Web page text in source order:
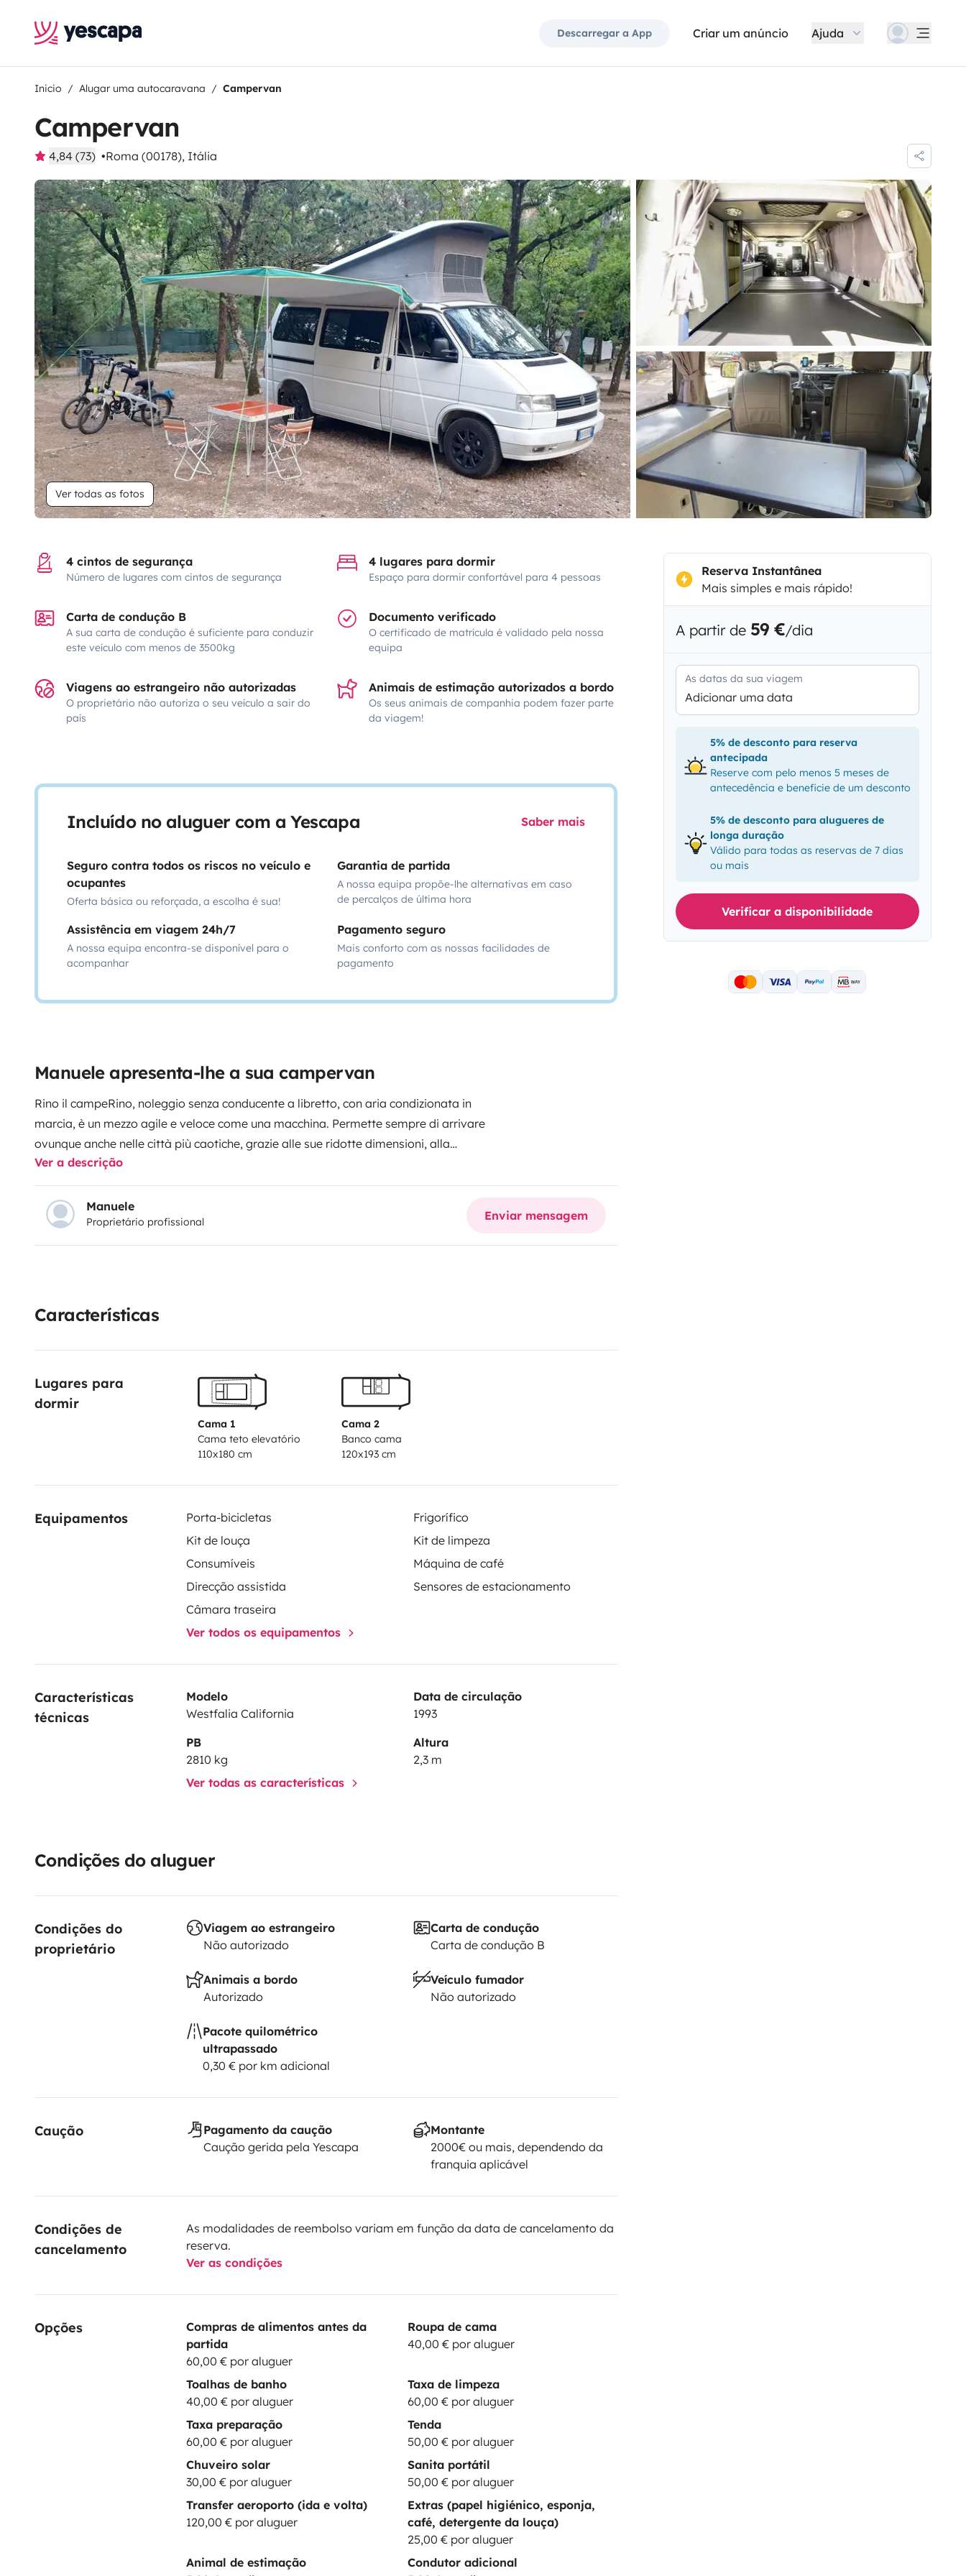
Descarregar a App Criar um anúncio Ajuda
Inicio Alugar uma autocaravana Campervan
Campervan
4,84 (73) Roma (00178), Itália
Ver todas as fotos
4 cintos de segurança
Número de lugares com cintos de segurança
4 lugares para dormir
Espaço para dormir confortável para 4 pessoas
Carta de condução B
A sua carta de condução é suficiente para conduzir
este veículo com menos de 3500kg
Documento verificado
O certificado de matrícula é validado pela nossa
equipa
Viagens ao estrangeiro não autorizadas
O proprietário não autoriza o seu veículo a sair do
país
Animais de estimação autorizados a bordo
Os seus animais de companhia podem fazer parte
da viagem!
Incluído no aluguer com a Yescapa Saber mais
Seguro contra todos os riscos no veículo e
ocupantes
Oferta básica ou reforçada, a escolha é sua!
Garantia de partida
A nossa equipa propõe-lhe alternativas em caso
de percalços de última hora
Assistência em viagem 24h/7
A nossa equipa encontra-se disponível para o
acompanhar
Pagamento seguro
Mais conforto com as nossas facilidades de
pagamento
Manuele apresenta-lhe a sua campervan
Rino il campeRino, noleggio senza conducente a libretto, con aria condizionata in
marcia, è un mezzo agile e veloce come una macchina. Permette sempre di arrivare
ovunque anche nelle città più caotiche, grazie alle sue ridotte dimensioni, alla
telecamera ed ai sensori di posteggio.
sulla cassapanca scorrevole, un telo invernale per il soffietto, riscaldamento a gasolio,
stufa elettrica, servosterzo, specchietti elettrici e kit viva voce.
interno (su richiesta) che si può anche collocare in una tenda esterna, sensore di
allarme fumo a bordo, inverter 1000 watt con picco di 2000 watt, (tendalino , tavolo
televisore, luci led bianche e blu , pannello solare e spine di ricarica ovunque.
vi farà vivere una splendida avventura... Un saluto a tutti da Manuele e Rino :-)
noleggio, sarà necessario fornire documento di identità e dati aggiuntivi per eseguire
la fatturazione.
Ver a descrição
Manuele
Proprietário profissional Enviar mensagem
Características
Lugares para
dormir
Cama 1
Cama teto elevatório
110x180 cm
Cama 2
Banco cama
120x193 cm
Equipamentos Porta-bicicletas
Frigorífico
Kit de louça
Kit de limpeza
Consumíveis
Máquina de café
Direcção assistida
Sensores de estacionamento
Câmara traseira
Ver todos os equipamentos
Características
técnicas
Modelo
Westfalia California
Data de circulação
1993
PB
2810 kg
Altura
2,3 m
Ver todas as características
Condições do aluguer
Condições do
proprietário
Viagem ao estrangeiro
Não autorizado
Carta de condução
Carta de condução B
Animais a bordo
Autorizado
Veículo fumador
Não autorizado
Pacote quilométrico
ultrapassado
0,30 € por km adicional
Caução
Pagamento da caução
Caução gerida pela Yescapa
Montante
2000€ ou mais, dependendo da
franquia aplicável
Condições de
cancelamento
As modalidades de reembolso variam em função da data de cancelamento da
reserva.
Ver as condições
Opções
Compras de alimentos antes da
partida
60,00 € por aluguer
Roupa de cama
40,00 € por aluguer
Toalhas de banho
40,00 € por aluguer
Taxa de limpeza
60,00 € por aluguer
Taxa preparação
60,00 € por aluguer
Tenda
50,00 € por aluguer
Chuveiro solar
30,00 € por aluguer
Sanita portátil
50,00 € por aluguer
Transfer aeroporto (ida e volta)
120,00 € por aluguer
Extras (papel higiénico, esponja,
café, detergente da louça)
25,00 € por aluguer
Animal de estimação
Condutor adicional
Reserva Instantânea
Mais simples e mais rápido!
A partir de 59 €/dia
As datas da sua viagem
Adicionar uma data
5% de desconto para reserva
antecipada
Reserve com pelo menos 5 meses de
antecedência e beneficie de um desconto
5% de desconto para alugueres de
longa duração
Válido para todas as reservas de 7 dias
ou mais
Verificar a disponibilidade